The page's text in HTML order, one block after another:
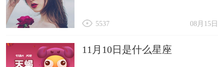
08月15日
5537
11月10日是什么星座